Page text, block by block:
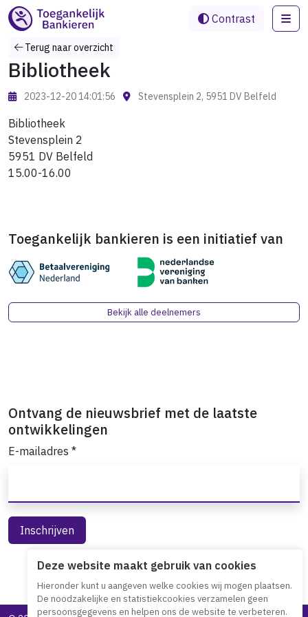
Contrast
Terug naar overzicht
Bibliotheek
2023-12-20 14:01:56 Stevensplein 2, 5951 DV Belfeld
Bibliotheek
Stevensplein 2
5951 DV Belfeld
15.00-16.00
Toegankelijk bankieren is een initiatief van
Bekijk alle deelnemers
Ontvang de nieuwsbrief met de laatste
ontwikkelingen
E-mailadres *
Deze website maakt gebruik van cookies
Hieronder kunt u aangeven welke cookies wij mogen plaatsen.
De noodzakelijke en statistiekcookies verzamelen geen
persoonsgegevens en helpen ons de website te verbeteren.